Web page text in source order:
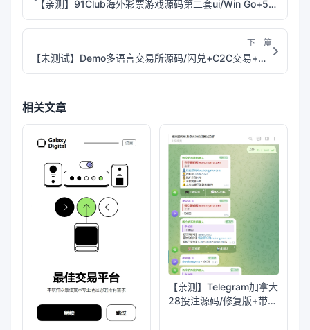
上一篇
【亲测】91Club海外彩票游戏源码第二套ui/Win Go+5D+K3玩法/前端html+后端node.js
相关文章